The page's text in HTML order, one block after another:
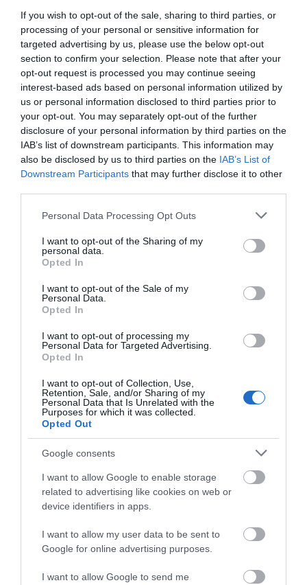
If you wish to opt-out of the sale, sharing to third parties, or
processing of your personal or sensitive information for
targeted advertising by us, please use the below opt-out
section to confirm your selection. Please note that after your
opt-out request is processed you may continue seeing
interest-based ads based on personal information utilized by
us or personal information disclosed to third parties prior to
your opt-out. You may separately opt-out of the further
disclosure of your personal information by third parties on the
IAB’s list of downstream participants. This information may
also be disclosed by us to third parties on the IAB’s List of
Downstream Participants that may further disclose it to other
Please note that this website/app uses one or more Google
not limited to your visit or usage behaviour. You may click to
grant or deny consent to Google and its third-party tags to
use your data for below specified purposes in below Google
consent section.
Personal Data Processing Opt Outs
I want to opt-out of the Sharing of my
personal data.
Opted In
I want to opt-out of the Sale of my
Personal Data.
Opted In
I want to opt-out of processing my
Personal Data for Targeted Advertising.
Opted In
I want to opt-out of Collection, Use,
Retention, Sale, and/or Sharing of my
Personal Data that Is Unrelated with the
Purposes for which it was collected.
Opted Out
Google consents
I want to allow Google to enable storage
related to advertising like cookies on web or
device identifiers in apps.
I want to allow my user data to be sent to
Google for online advertising purposes.
I want to allow Google to send me
06.08.2026 | 17:40
Έρχεται το νέο υπερσύγχρονο
αθλητικό κέντρο στην Εύβοια –
Υπογράφτηκε η σύμβαση
06.08.2026 | 17:20
Προφυλακίστηκε ο 44χρονος για
τη φωτιά στη Κεφαλονιά
06.08.2026 | 17:00
πάει στην βουλή
Έρχεται ισχυρό κύμα ζέστης:
40άρια
06.08.2026 | 16:30
Εύβοια: Τέλος στις παράνομες
χωματερές – Έρχονται πρόστιμα
για όσους πετούν ογκώδη
06.08.2026 | 16:15
Προφυλακιστέος ο Αφγανός για
τη δολοφονία της Βρετανίδας –
Συγκλονιστική κατάθεση της
συζύγου του 28χρονου
αυτοκίνητο
Νησί, συγκλονιστική
μαρτυρία – Νέες
εικόνες και βίντεο
Ξεκινάει τεράστιο
έργο αξίας 2.425.000€
στην Εύβοια – Δείτε
Ο μεγαλύτερος
αυτοκινητόδρομος της
Ευρώπης
Ελλάδα – Πού θα γίνει
Συγκίνηση στην Εύβοια:
Νέοι από τη Ρουμανία
Εικόνα
Πανικός σε πανηγύρι